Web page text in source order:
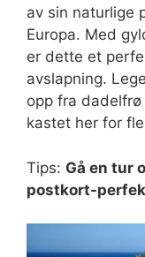
av sin naturlige
Europa. Med
er dette et
avslapning.
opp fra
kastet her for
Tips: Gå en tur
postkort-